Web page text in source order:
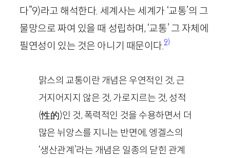
다”9)라고 해석한다. 세계사는 세계가 ‘교통’의 그
물망으로 짜여 있을 때 성립하며, ‘교통’ 그 자체에
필연성이 있는 것은 아니기 때문이다.9)
맑스의 교통이란 개념은 우연적인 것, 근
거지어지지 않은 것, 가로지르는 것, 성적
(性的)인 것, 폭력적인 것을 수용하면서 더
많은 뉘앙스를 지니는 반면에, 엥겔스의
‘생산관계’라는 개념은 일종의 닫힌 관계